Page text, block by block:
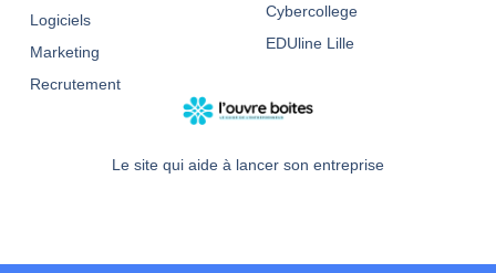
Le site qui aide à lancer son entreprise
Logiciels
Marketing
Recrutement
Cybercollege
EDUline Lille